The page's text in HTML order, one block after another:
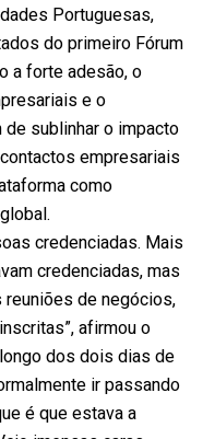
Portuguesas,
do primeiro Fórum
a forte adesão, o
e o
sublinhar o impacto
empresariais
como
credenciadas. Mais
credenciadas, mas
de negócios,
afirmou o
dos dois dias de
ir passando
é que estava a